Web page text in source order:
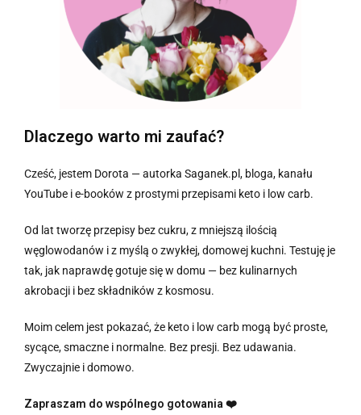
Dlaczego warto mi zaufać?
Cześć, jestem Dorota — autorka Saganek.pl, bloga, kanału
YouTube i e-booków z prostymi przepisami keto i low carb.
Od lat tworzę przepisy bez cukru, z mniejszą ilością
węglowodanów i z myślą o zwykłej, domowej kuchni. Testuję je
tak, jak naprawdę gotuje się w domu — bez kulinarnych
akrobacji i bez składników z kosmosu.
Moim celem jest pokazać, że keto i low carb mogą być proste,
sycące, smaczne i normalne. Bez presji. Bez udawania.
Zwyczajnie i domowo.
Zapraszam do wspólnego gotowania ❤️